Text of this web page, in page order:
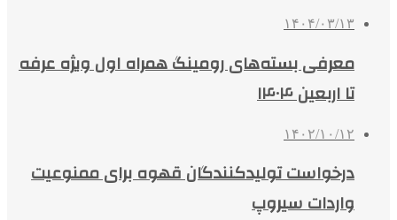
۱۴۰۴/۰۳/۱۳
معرفی بسته‌های رومینگ همراه اول ویژه عرفه
تا اربعین ۱۴۰۴
۱۴۰۲/۱۰/۱۲
درخواست تولیدکنندگان قهوه برای ممنوعیت
واردات سیروپ